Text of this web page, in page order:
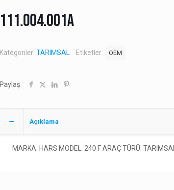
111.004.001A
Kategoriler: TARIMSAL Etiketler: OEM
Paylaş
Açıklama
MARKA: HARS MODEL: 240 F ARAÇ TÜRÜ: